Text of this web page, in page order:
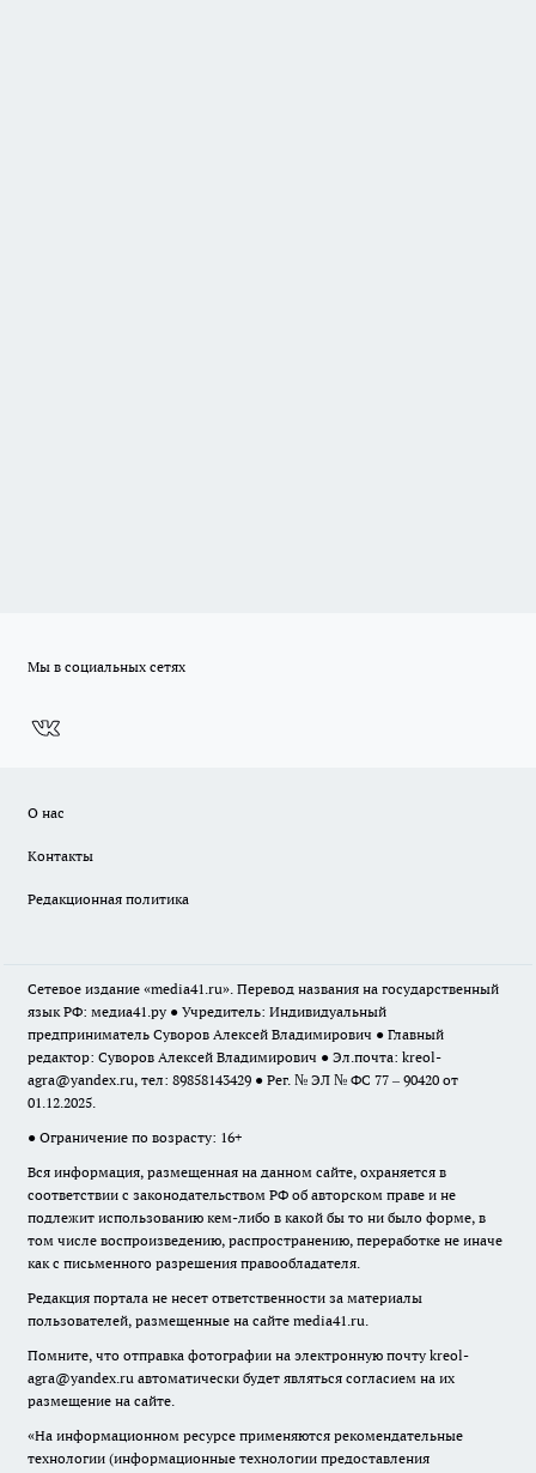
Мы в социальных сетях
О нас
Контакты
Редакционная политика
Сетевое издание «media41.ru». Перевод названия на государственный
язык РФ: медиа41.ру ● Учредитель: Индивидуальный
предприниматель Суворов Алексей Владимирович ● Главный
редактор: Суворов Алексей Владимирович ● Эл.почта: kreol-
agra@yandex.ru, тел: 89858143429 ● Рег. № ЭЛ № ФС 77 – 90420 от
01.12.2025.
● Ограничение по возрасту: 16+
Вся информация, размещенная на данном сайте, охраняется в
соответствии с законодательством РФ об авторском праве и не
подлежит использованию кем-либо в какой бы то ни было форме, в
том числе воспроизведению, распространению, переработке не иначе
как с письменного разрешения правообладателя.
Редакция портала не несет ответственности за материалы
пользователей, размещенные на сайте media41.ru.
Помните, что отправка фотографии на электронную почту kreol-
agra@yandex.ru автоматически будет являться согласием на их
размещение на сайте.
«На информационном ресурсе применяются рекомендательные
технологии (информационные технологии предоставления